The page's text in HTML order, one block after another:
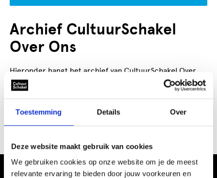
Toestemming Details Over
Deze website maakt gebruik van cookies
We gebruiken cookies op onze website om je de meest
relevante ervaring te bieden door jouw voorkeuren en
Archief CultuurSchakel
Over Ons
Hieronder hangt het archief van CultuurSchakel Over
Ons